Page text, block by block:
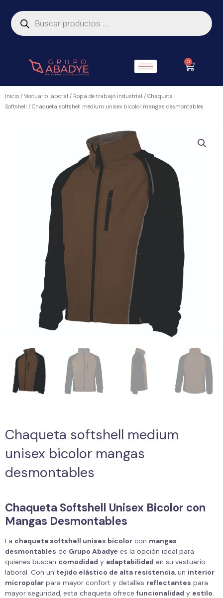
contenido
de
productos
0
Carrito
Inicio / Vestuario laboral / Ropa de trabajo industrial / Chaqueta
Softshell / Chaqueta softshell medium unisex bicolor mangas desmontables
Chaqueta softshell medium
unisex bicolor mangas
desmontables
Chaqueta Softshell Unisex Bicolor con
Mangas Desmontables
La chaqueta softshell unisex bicolor con mangas
desmontables de Grupo Abadye es la opción ideal para
quienes buscan comodidad y adaptabilidad en su vestuario
laboral. Con un tejido elástico de alta resistencia, un interior
micropolar para mayor confort y detalles reflectantes para
mayor seguridad, esta chaqueta ofrece funcionalidad y estilo.